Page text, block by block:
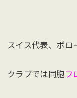
スイス代表、ボロ
クラブでは同胞フ